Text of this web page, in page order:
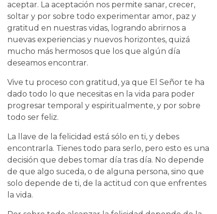
aceptar. La aceptación nos permite sanar, crecer,
soltar y por sobre todo experimentar amor, paz y
gratitud en nuestras vidas, logrando abrirnos a
nuevas experiencias y nuevos horizontes, quizá
mucho más hermosos que los que algún día
deseamos encontrar.
Vive tu proceso con gratitud, ya que El Señor te ha
dado todo lo que necesitas en la vida para poder
progresar temporal y espiritualmente, y por sobre
todo ser feliz.
La llave de la felicidad está sólo en ti, y debes
encontrarla. Tienes todo para serlo, pero esto es una
decisión que debes tomar día tras día. No depende
de que algo suceda, o de alguna persona, sino que
solo depende de ti, de la actitud con que enfrentes
la vida.